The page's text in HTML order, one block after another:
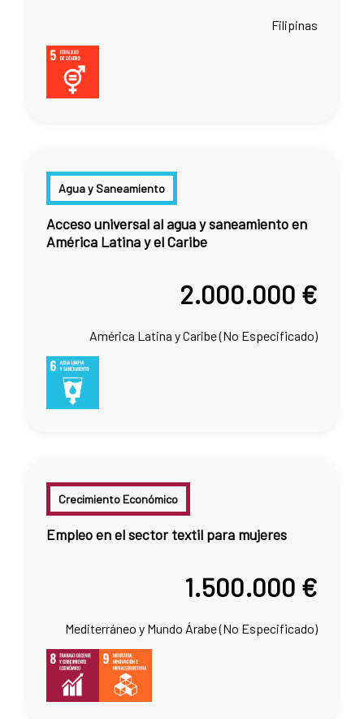
Filipinas
Agua y Saneamiento
Acceso universal al agua y saneamiento en
América Latina y el Caribe
2.000.000 €
América Latina y Caribe (No Especificado)
Crecimiento Económico
Empleo en el sector textil para mujeres
1.500.000 €
Mediterráneo y Mundo Árabe (No Especificado)